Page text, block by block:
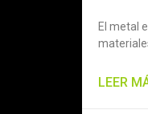
El metal
LEER